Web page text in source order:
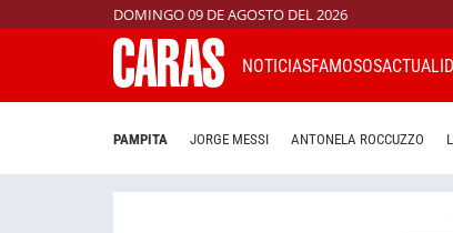
DOMINGO 09 DE AGOSTO DEL 2026
NOTICIASFAMOSOS
PAMPITA JORGE MESSI ANTONELA ROCCUZZO